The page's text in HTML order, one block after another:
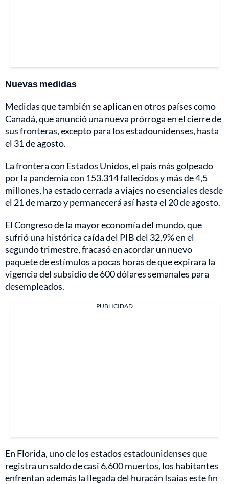
Nuevas medidas
Medidas que también se aplican en otros países como
Canadá, que anunció una nueva prórroga en el cierre de
sus fronteras, excepto para los estadounidenses, hasta
el 31 de agosto.
La frontera con Estados Unidos, el país más golpeado
por la pandemia con 153.314 fallecidos y más de 4,5
millones, ha estado cerrada a viajes no esenciales desde
el 21 de marzo y permanecerá así hasta el 20 de agosto.
El Congreso de la mayor economía del mundo, que
sufrió una histórica caída del PIB del 32,9% en el
segundo trimestre, fracasó en acordar un nuevo
paquete de estímulos a pocas horas de que expirara la
vigencia del subsidio de 600 dólares semanales para
desempleados.
PUBLICIDAD
En Florida, uno de los estados estadounidenses que
registra un saldo de casi 6.600 muertos, los habitantes
enfrentan además la llegada del huracán Isaías este fin